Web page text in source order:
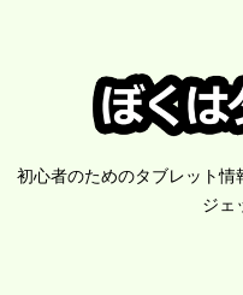
初心者のためのタブレット
ジェ